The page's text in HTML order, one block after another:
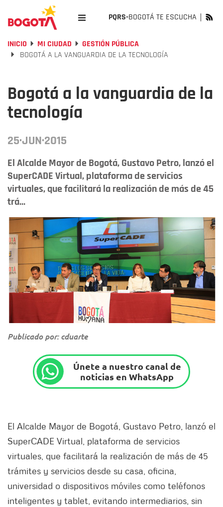
PQRS-BOGOTÁ TE ESCUCHA
INICIO MI CIUDAD
GESTIÓN PÚBLICA
BOGOTÁ A LA VANGUARDIA DE LA TECNOLOGÍA
Bogotá a la vanguardia de la
tecnología
25·JUN·2015
El Alcalde Mayor de Bogotá, Gustavo Petro, lanzó el
SuperCADE Virtual, plataforma de servicios
virtuales, que facilitará la realización de más de 45
trá...
Publicado por: cduarte
Únete a nuestro canal de
noticias en WhatsApp
El Alcalde Mayor de Bogotá, Gustavo Petro, lanzó el
SuperCADE Virtual, plataforma de servicios
virtuales, que facilitará la realización de más de 45
trámites y servicios desde su casa, oficina,
universidad o dispositivos móviles como teléfonos
inteligentes y tablet, evitando intermediarios, sin